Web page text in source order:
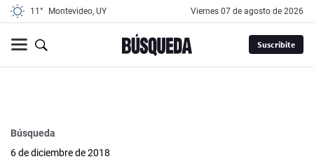
11° Montevideo, UY viernes 07 de agosto de 2026
Suscribite
Búsqueda
6 de diciembre de 2018